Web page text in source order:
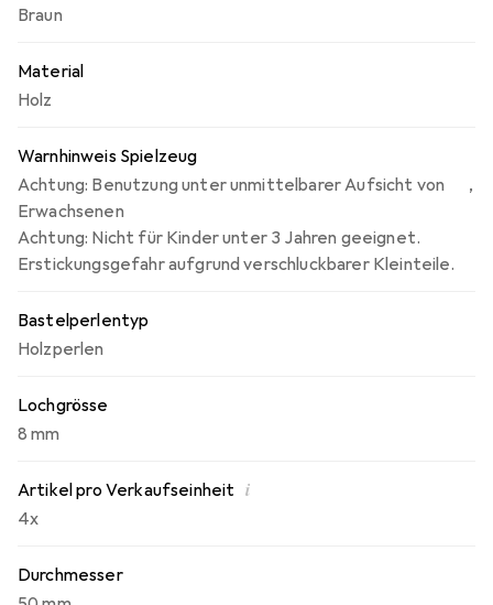
Braun
Material
Holz
Warnhinweis Spielzeug
Achtung: Benutzung unter unmittelbarer Aufsicht von
Erwachsenen
,
Achtung: Nicht für Kinder unter 3 Jahren geeignet.
Erstickungsgefahr aufgrund verschluckbarer Kleinteile.
Bastelperlentyp
Holzperlen
Lochgrösse
8 mm
Artikel pro Verkaufseinheit i
4x
Durchmesser